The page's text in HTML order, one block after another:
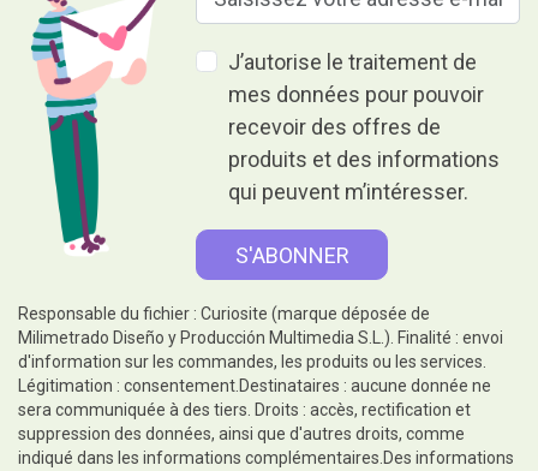
J’autorise le traitement de
mes données pour pouvoir
recevoir des offres de
produits et des informations
qui peuvent m’intéresser.
Responsable du fichier : Curiosite (marque déposée de
Milimetrado Diseño y Producción Multimedia S.L.). Finalité : envoi
d'information sur les commandes, les produits ou les services.
Légitimation : consentement.Destinataires : aucune donnée ne
sera communiquée à des tiers. Droits : accès, rectification et
suppression des données, ainsi que d'autres droits, comme
indiqué dans les informations complémentaires.Des informations